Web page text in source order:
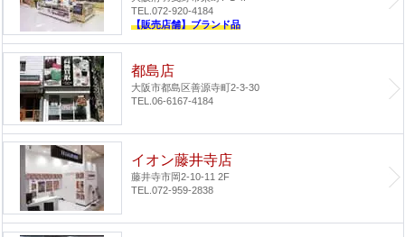
TEL.072-920-4184
【販売店舗】ブランド品
都島店
大阪市都島区善源寺町2-3-30
TEL.06-6167-4184
イオン藤井寺店
藤井寺市岡2-10-11 2F
TEL.072-959-2838